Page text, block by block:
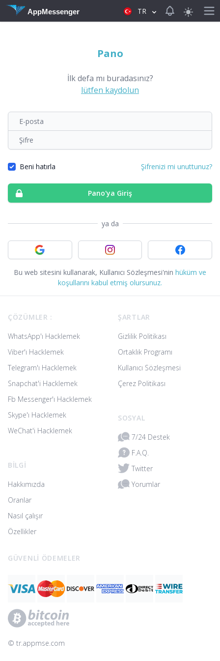
AppMessenger TR View
Pano
İlk defa mı buradasınız?
lütfen kaydolun
E-posta
Şifre
Beni hatırla Şifrenizi mi unuttunuz?
Pano'ya Giriş
ya da
Google ile giriş yapın Instagram ile giriş yapınFacebook
Bu web sitesini kullanarak, Kullanıcı Sözleşmesi'nin hüküm ve
koşullarını kabul etmiş olursunuz.
ÇÖZÜMLER :
WhatsApp'ı Hacklemek
Viber'ı Hacklemek
Telegram'ı Hacklemek
Snapchat'i Hacklemek
Fb Messenger'ı Hacklemek
Skype'ı Hacklemek
WeChat'i Hacklemek
BILGI
Hakkımızda
Oranlar
Nasıl çalışır
Özellikler
ŞARTLAR
Gizlilik Politikası
Ortaklık Programı
Kullanıcı Sözleşmesi
Çerez Politikası
SOSYAL
7/24 Destek
F.A.Q.
Twitter
Yorumlar
GÜVENLI ÖDEMELER
© ‌tr.appmse.com